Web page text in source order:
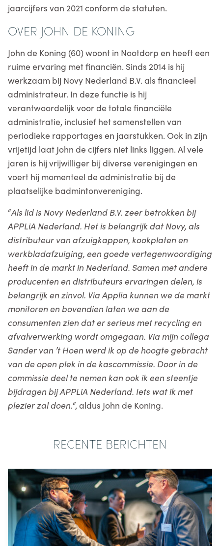
jaarcijfers van 2021 conform de statuten.
OVER JOHN DE KONING
John de Koning (60) woont in Nootdorp en heeft een
ruime ervaring met financiën. Sinds 2014 is hij
werkzaam bij Novy Nederland B.V. als financieel
administrateur. In deze functie is hij
verantwoordelijk voor de totale financiële
administratie, inclusief het samenstellen van
periodieke rapportages en jaarstukken. Ook in zijn
vrijetijd laat John de cijfers niet links liggen. Al vele
jaren is hij vrijwilliger bij diverse verenigingen en
voert hij momenteel de administratie bij de
plaatselijke badmintonvereniging.
“Als lid is Novy Nederland B.V. zeer betrokken bij
APPLiA Nederland. Het is belangrijk dat Novy, als
distributeur van afzuigkappen, kookplaten en
werkbladafzuiging, een goede vertegenwoordiging
heeft in de markt in Nederland. Samen met andere
producenten en distributeurs ervaringen delen, is
belangrijk en zinvol. Via Applia kunnen we de markt
monitoren en bovendien laten we aan de
consumenten zien dat er serieus met recycling en
afvalverwerking wordt omgegaan. Via mijn collega
Sander van ’t Hoen werd ik op de hoogte gebracht
van de open plek in de kascommissie. Door in de
commissie deel te nemen kan ook ik een steentje
bijdragen bij APPLiA Nederland. Iets wat ik met
plezier zal doen.“, aldus John de Koning.
RECENTE BERICHTEN